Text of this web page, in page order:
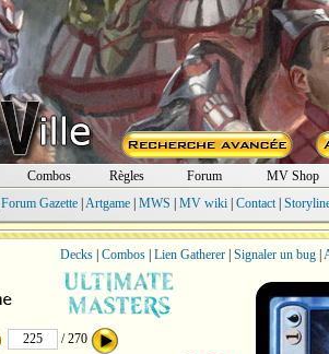
Combos Règles Forum
MV Shop
Forum Gazette| Artgame| MWS MV wiki| Contact|
Decks Combos Lien Gatherer Signaler un bug
/ 270